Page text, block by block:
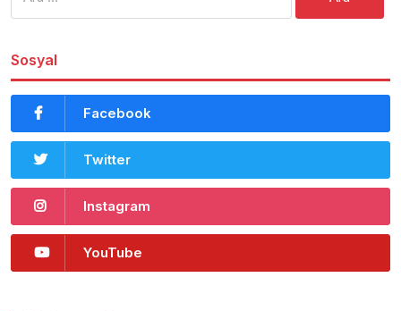
Sosyal
Facebook
Twitter
Instagram
YouTube